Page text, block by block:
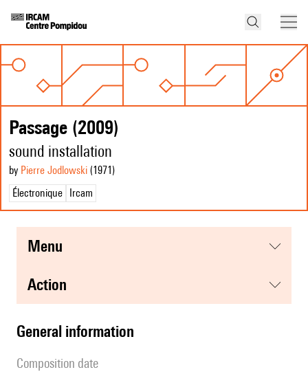
Passage (2009)
sound installation
by Pierre Jodlowski (1971 )
Électronique
Ircam
menu
action
general information
composition date